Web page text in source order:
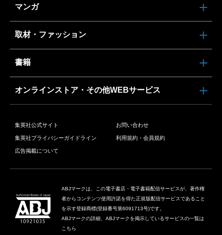
マンガ
取材・ファッション
書籍
オンラインストア・その他WEBサービス
集英社公式サイト お問い合わせ
集英社プライバシーガイドライン 利用規約・会員規約
広告掲載について
ABJマークは、この電子書店・電子書籍配信サービスが、著作権
者からコンテンツ使用許諾を得た正規版配信サービスであること
を示す登録商標(登録番号第6091713号)です。
ABJマークの詳細、ABJマークを掲示しているサービスの一覧は
こちら